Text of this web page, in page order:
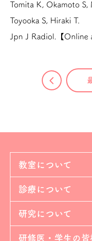
Tomita K, Okamoto S,
Toyooka S, Hiraki T.
Jpn J Radiol.【
教室について
診療について
研究について
研修医・学生の皆